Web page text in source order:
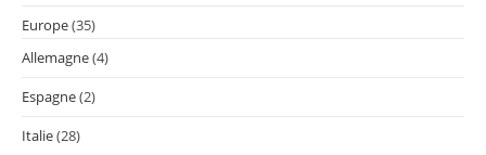
Europe(35)
Allemagne(4)
Espagne(2)
Italie(28)